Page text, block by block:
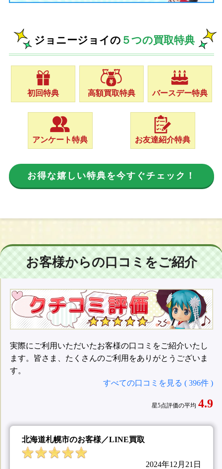
ジョニージョイの ５つの買取特典
初回特典 高額買取特典 バースデー特典
アンケート特典 お友達紹介特典
お得な嬉しい特典を今すぐチェック！
お客様からの口コミをご紹介
実際にご利用いただいたお客様の口コミをご紹介いたし
ます。皆さま、たくさんのご利用をありがとうございま
す。
すべての口コミを見る ( 396件 )
星5点評価の平均 4.9
北海道札幌市のお客様／LINE買取
2024年12月21日